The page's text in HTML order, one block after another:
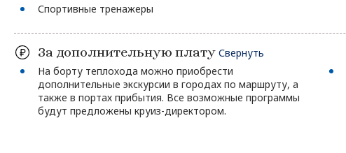
Спортивные тренажеры
За дополнительную плату Свернуть
На борту теплохода можно приобрести
дополнительные экскурсии в городах по маршруту, а
также в портах прибытия. Все возможные программы
будут предложены круиз-директором.